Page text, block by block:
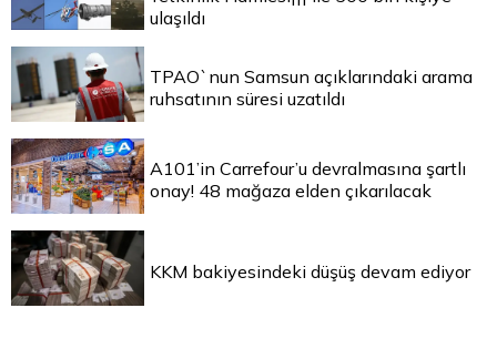
ulaşıldı
TPAO`nun Samsun açıklarındaki arama
ruhsatının süresi uzatıldı
A101’in Carrefour’u devralmasına şartlı
onay! 48 mağaza elden çıkarılacak
KKM bakiyesindeki düşüş devam ediyor